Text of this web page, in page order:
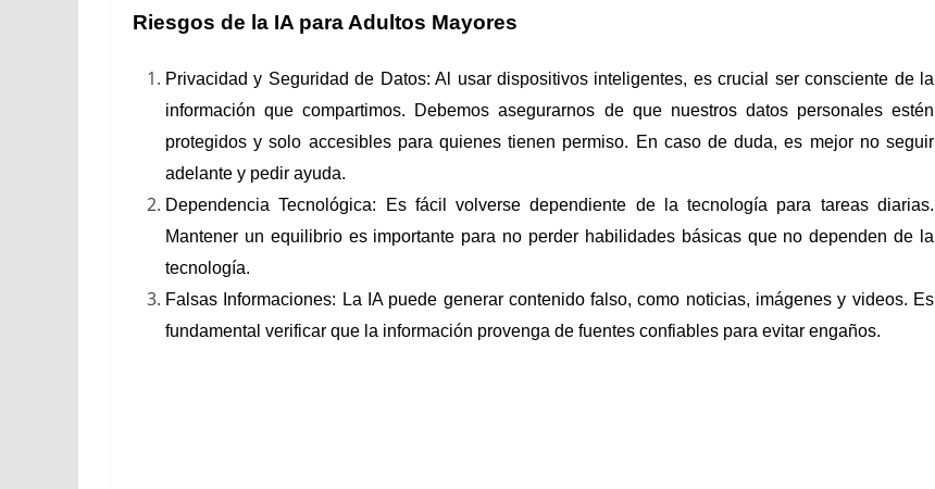
Riesgos de la IA para Adultos Mayores
Privacidad y Seguridad de Datos: Al usar dispositivos inteligentes, es crucial ser consciente de la
información que compartimos. Debemos asegurarnos de que nuestros datos personales estén
protegidos y solo accesibles para quienes tienen permiso. En caso de duda, es mejor no seguir
adelante y pedir ayuda.
Dependencia Tecnológica: Es fácil volverse dependiente de la tecnología para tareas diarias.
Mantener un equilibrio es importante para no perder habilidades básicas que no dependen de la
tecnología.
Falsas Informaciones: La IA puede generar contenido falso, como noticias, imágenes y videos. Es
fundamental verificar que la información provenga de fuentes confiables para evitar engaños.